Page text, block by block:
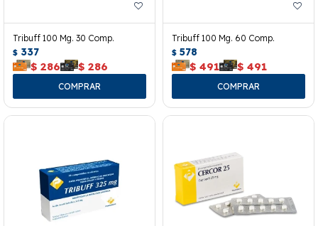
Tribuff 100 Mg. 30 Comp.
$ 337
$ 286 $ 286
Tribuff 100 Mg. 60 Comp.
$ 578
$ 491 $ 491